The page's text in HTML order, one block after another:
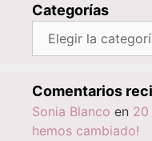
Categorías
Comentarios
Sonia Blanco en 20
hemos cambiado!